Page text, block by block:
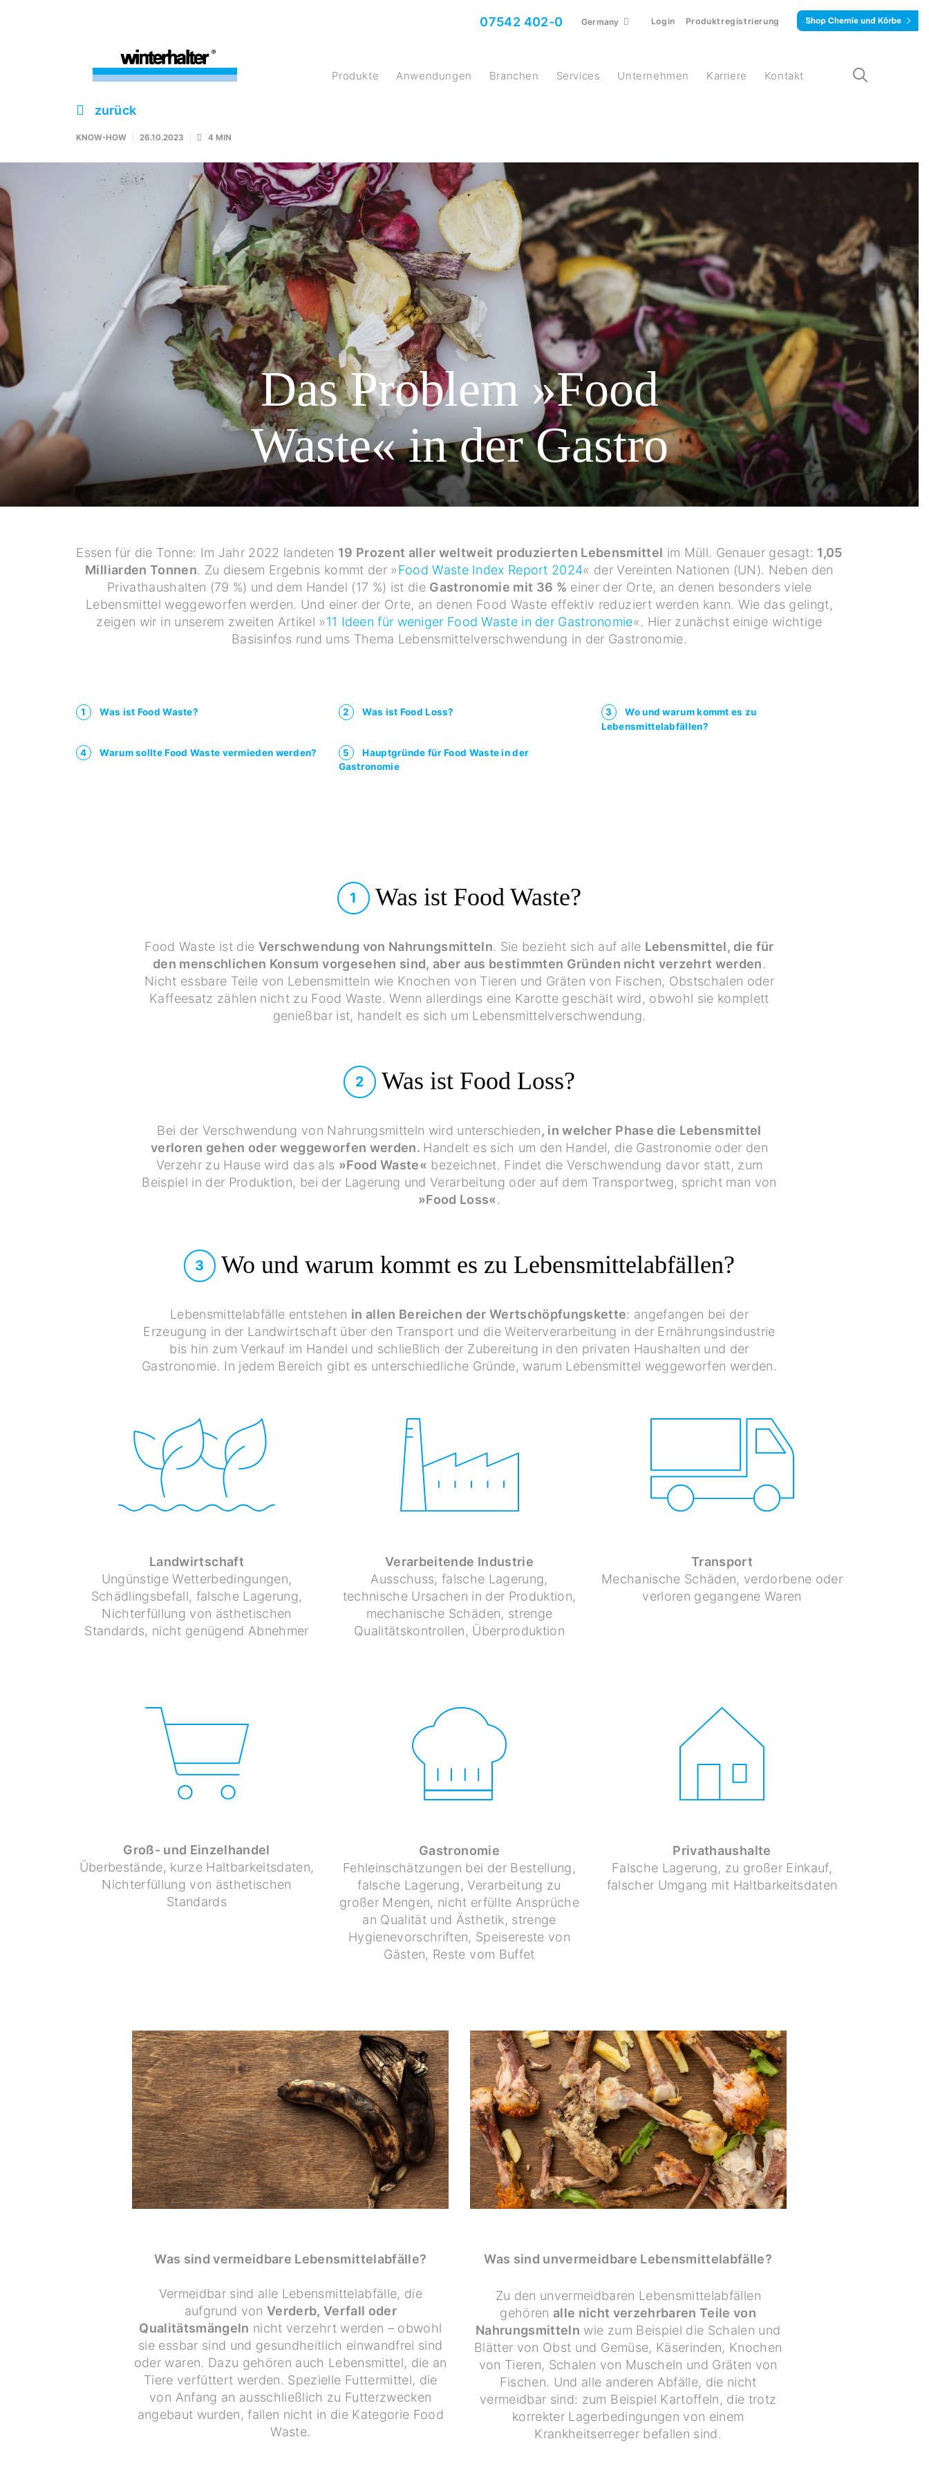
07542 402-0 Germany Login Produktregistrierung
Produkte Anwendungen Branchen Services Unternehmen Karriere Kontakt
zurück
KNOW-HOW 26.10.2023 4 MIN
Das Problem »Food
Waste« in der Gastro
Essen für die Tonne: Im Jahr 2022 landeten 19 Prozent aller weltweit produzierten Lebensmittel im Müll. Genauer gesagt: 1,05
Milliarden Tonnen. Zu diesem Ergebnis kommt der »Food Waste Index Report 2024« der Vereinten Nationen (UN). Neben den
Privathaushalten (79 %) und dem Handel (17 %) ist die Gastronomie mit 36 % einer der Orte, an denen besonders viele
Lebensmittel weggeworfen werden. Und einer der Orte, an denen Food Waste effektiv reduziert werden kann. Wie das gelingt,
zeigen wir in unserem zweiten Artikel »11 Ideen für weniger Food Waste in der Gastronomie«. Hier zunächst einige wichtige
Basisinfos rund ums Thema Lebensmittelverschwendung in der Gastronomie.
1 Was ist Food Waste? 2 Was ist Food Loss? 3
Wo und warum kommt es zu
Lebensmittelabfällen?
4 Warum sollte Food Waste vermieden werden? 5
Hauptgründe für Food Waste in der
Gastronomie
1 Was ist Food Waste?
Food Waste ist die Verschwendung von Nahrungsmitteln. Sie bezieht sich auf alle Lebensmittel, die für
den menschlichen Konsum vorgesehen sind, aber aus bestimmten Gründen nicht verzehrt werden.
Nicht essbare Teile von Lebensmitteln wie Knochen von Tieren und Gräten von Fischen, Obstschalen oder
Kaffeesatz zählen nicht zu Food Waste. Wenn allerdings eine Karotte geschält wird, obwohl sie komplett
genießbar ist, handelt es sich um Lebensmittelverschwendung.
2 Was ist Food Loss?
Bei der Verschwendung von Nahrungsmitteln wird unterschieden, in welcher Phase die Lebensmittel
verloren gehen oder weggeworfen werden. Handelt es sich um den Handel, die Gastronomie oder den
Verzehr zu Hause wird das als »Food Waste« bezeichnet. Findet die Verschwendung davor statt, zum
Beispiel in der Produktion, bei der Lagerung und Verarbeitung oder auf dem Transportweg, spricht man von
»Food Loss«.
3 Wo und warum kommt es zu Lebensmittelabfällen?
Lebensmittelabfälle entstehen in allen Bereichen der Wertschöpfungskette: angefangen bei der
Erzeugung in der Landwirtschaft über den Transport und die Weiterverarbeitung in der Ernährungsindustrie
bis hin zum Verkauf im Handel und schließlich der Zubereitung in den privaten Haushalten und der
Gastronomie. In jedem Bereich gibt es unterschiedliche Gründe, warum Lebensmittel weggeworfen werden.
Landwirtschaft
Ungünstige Wetterbedingungen,
Schädlingsbefall, falsche Lagerung,
Nichterfüllung von ästhetischen
Standards, nicht genügend Abnehmer
Verarbeitende Industrie
Ausschuss, falsche Lagerung,
technische Ursachen in der Produktion,
mechanische Schäden, strenge
Qualitätskontrollen, Überproduktion
Transport
Mechanische Schäden, verdorbene oder
verloren gegangene Waren
Groß- und Einzelhandel
Überbestände, kurze Haltbarkeitsdaten,
Nichterfüllung von ästhetischen
Standards
Gastronomie
Fehleinschätzungen bei der Bestellung,
falsche Lagerung, Verarbeitung zu
großer Mengen, nicht erfüllte Ansprüche
an Qualität und Ästhetik, strenge
Hygienevorschriften, Speisereste von
Gästen, Reste vom Buffet
Privathaushalte
Falsche Lagerung, zu großer Einkauf,
falscher Umgang mit Haltbarkeitsdaten
Was sind vermeidbare Lebensmittelabfälle?
Vermeidbar sind alle Lebensmittelabfälle, die
aufgrund von Verderb, Verfall oder
Qualitätsmängeln nicht verzehrt werden – obwohl
sie essbar sind und gesundheitlich einwandfrei sind
oder waren. Dazu gehören auch Lebensmittel, die an
Tiere verfüttert werden. Spezielle Futtermittel, die
von Anfang an ausschließlich zu Futterzwecken
angebaut wurden, fallen nicht in die Kategorie Food
Waste.
Was sind unvermeidbare Lebensmittelabfälle?
Zu den unvermeidbaren Lebensmittelabfällen
gehören alle nicht verzehrbaren Teile von
Nahrungsmitteln wie zum Beispiel die Schalen und
Blätter von Obst und Gemüse, Käserinden, Knochen
von Tieren, Schalen von Muscheln und Gräten von
Fischen. Und alle anderen Abfälle, die nicht
vermeidbar sind: zum Beispiel Kartoffeln, die trotz
korrekter Lagerbedingungen von einem
Krankheitserreger befallen sind.